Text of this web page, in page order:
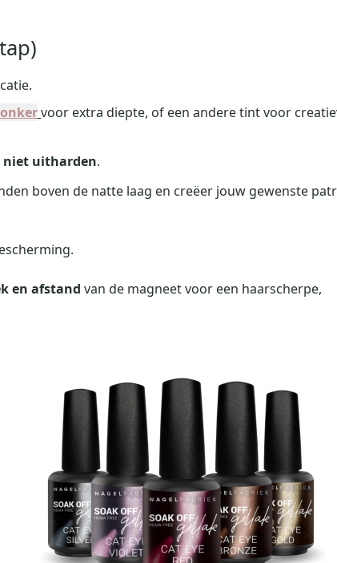
voor extra diepte, of een andere tint voor
niet uitharden.
boven de natte laag en creëer jouw gewenste
en afstand van de magneet voor een haarscherpe,